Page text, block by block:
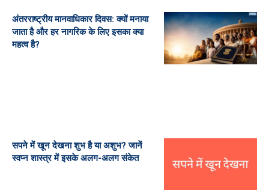
अंतरराष्ट्रीय मानवाधिकार दिवस: क्यों मनाया
जाता है और हर नागरिक के लिए इसका क्या
महत्व है?
सपने में खून देखना शुभ है या अशुभ? जानें
स्वप्न शास्त्र में इसके अलग-अलग संकेत